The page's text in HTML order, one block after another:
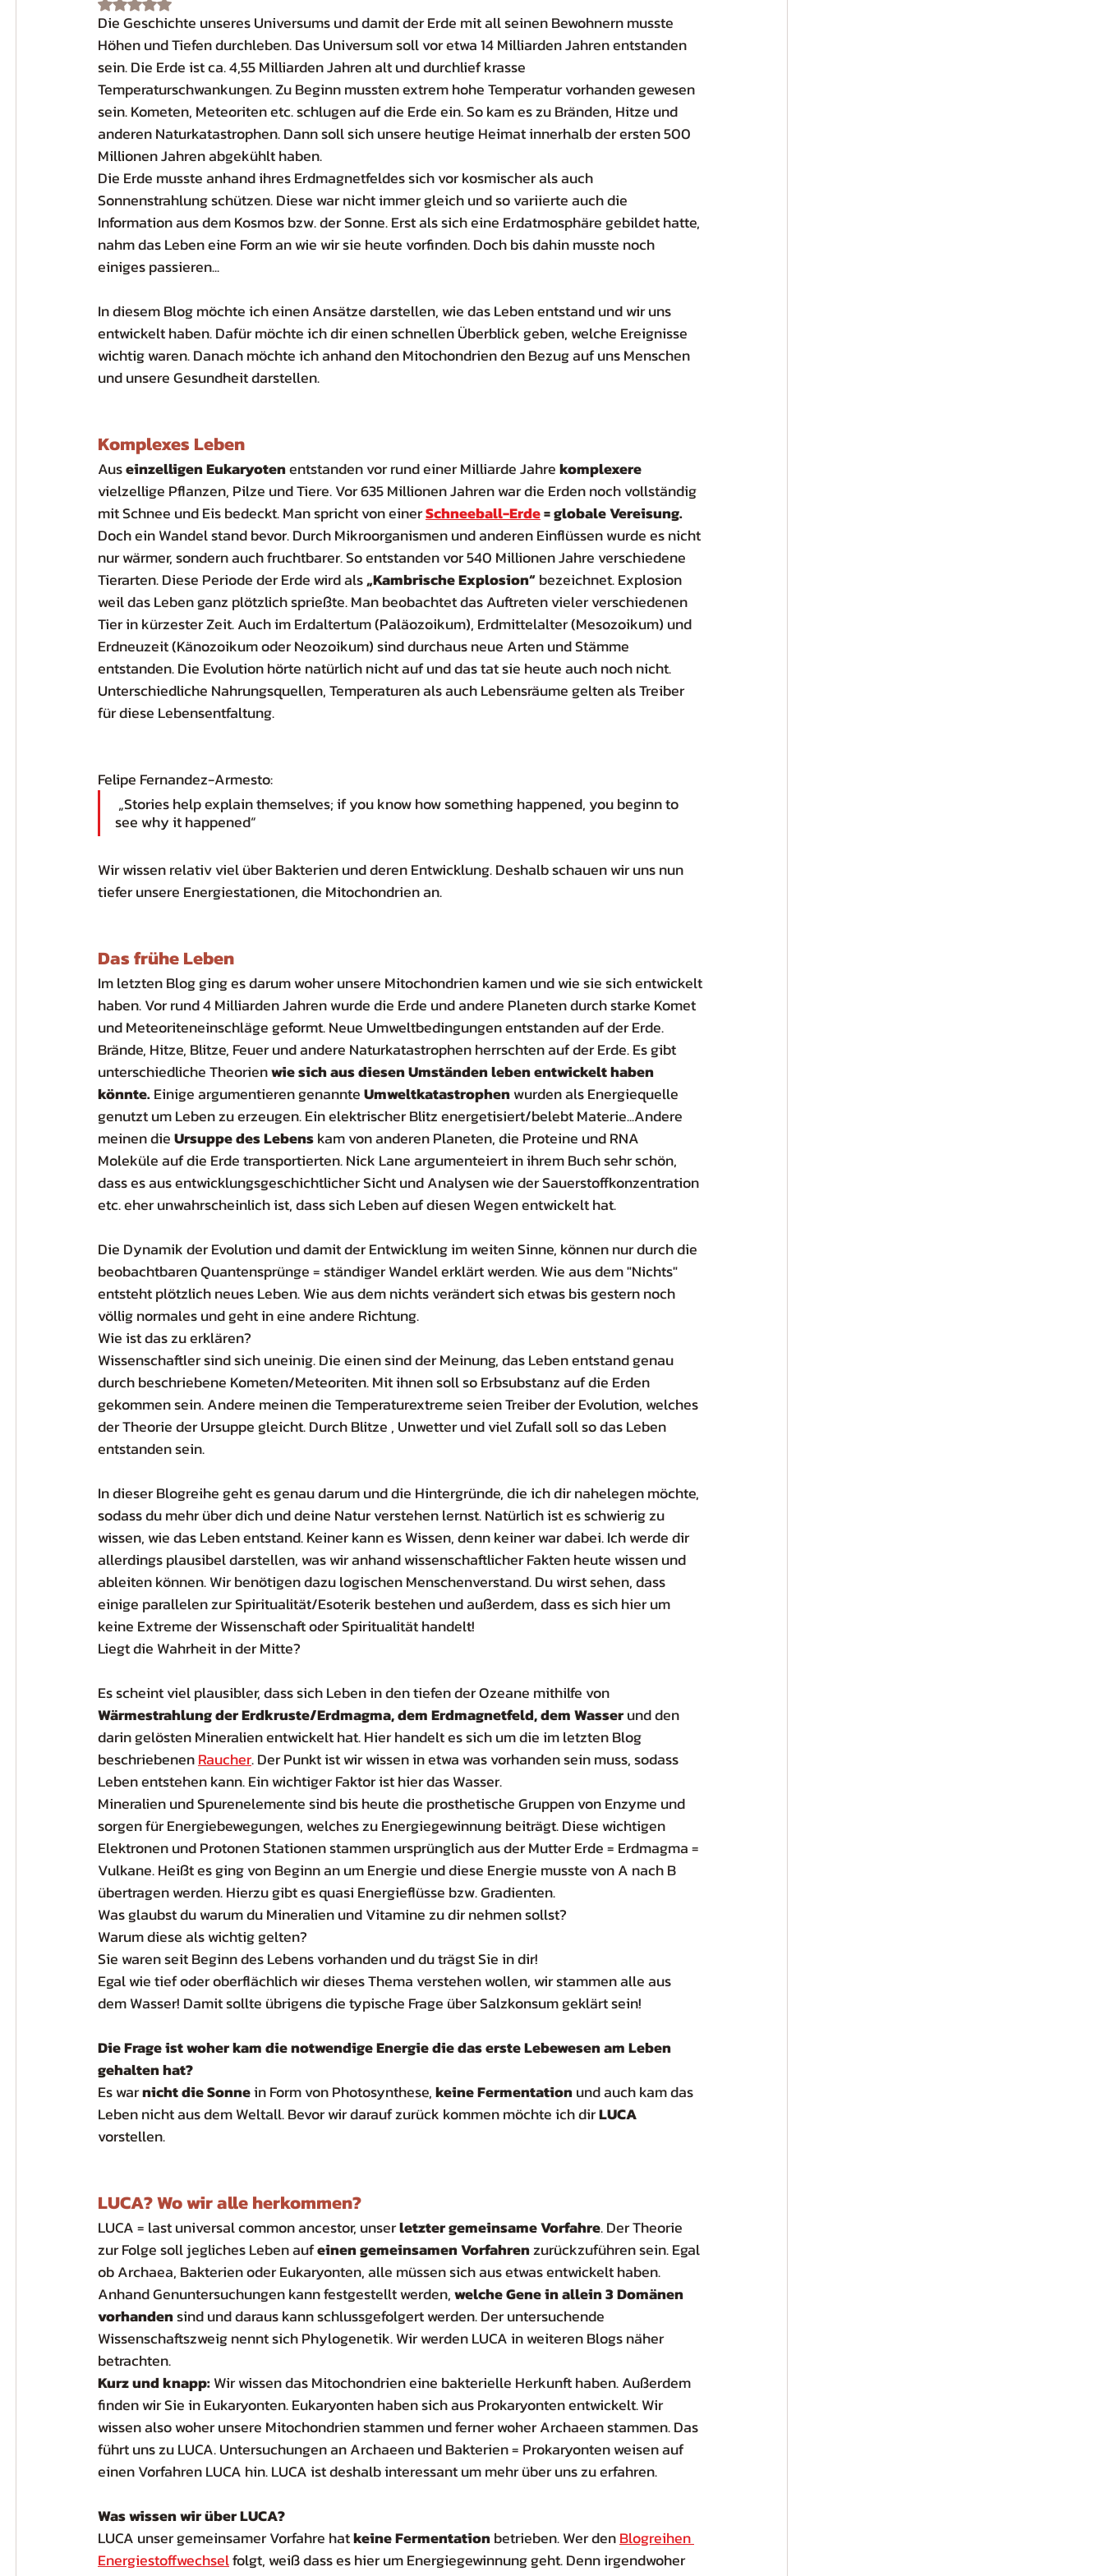
Hormone Immunsystem
Die Geschichte unseres Universums und damit der Erde mit all seinen Bewohnern musste
Höhen und Tiefen durchleben. Das Universum soll vor etwa 14 Milliarden Jahren entstanden
sein. Die Erde ist ca. 4,55 Milliarden Jahren alt und durchlief krasse
Temperaturschwankungen. Zu Beginn mussten extrem hohe Temperatur vorhanden gewesen
sein. Kometen, Meteoriten etc. schlugen auf die Erde ein. So kam es zu Bränden, Hitze und
anderen Naturkatastrophen. Dann soll sich unsere heutige Heimat innerhalb der ersten 500
Millionen Jahren abgekühlt haben.
Die Erde musste anhand ihres Erdmagnetfeldes sich vor kosmischer als auch
Sonnenstrahlung schützen. Diese war nicht immer gleich und so variierte auch die
Information aus dem Kosmos bzw. der Sonne. Erst als sich eine Erdatmosphäre gebildet hatte,
nahm das Leben eine Form an wie wir sie heute vorfinden. Doch bis dahin musste noch
einiges passieren...
In diesem Blog möchte ich einen Ansätze darstellen, wie das Leben entstand und wir uns
entwickelt haben. Dafür möchte ich dir einen schnellen Überblick geben, welche Ereignisse
wichtig waren. Danach möchte ich anhand den Mitochondrien den Bezug auf uns Menschen
und unsere Gesundheit darstellen.
Komplexes Leben
Aus einzelligen Eukaryoten entstanden vor rund einer Milliarde Jahre komplexere
vielzellige Pflanzen, Pilze und Tiere. Vor 635 Millionen Jahren war die Erden noch vollständig
mit Schnee und Eis bedeckt. Man spricht von einerSchneeball-Erde = globale Vereisung.
Doch ein Wandel stand bevor. Durch Mikroorganismen und anderen Einflüssen wurde es nicht
nur wärmer, sondern auch fruchtbarer. So entstanden vor 540 Millionen Jahre verschiedene
Tierarten. Diese Periode der Erde wird als „Kambrische Explosion“ bezeichnet. Explosion
weil das Leben ganz plötzlich sprießte. Man beobachtet das Auftreten vieler verschiedenen
Tier in kürzester Zeit. Auch im Erdaltertum (Paläozoikum), Erdmittelalter (Mesozoikum) und
Erdneuzeit (Känozoikum oder Neozoikum) sind durchaus neue Arten und Stämme
entstanden. Die Evolution hörte natürlich nicht auf und das tat sie heute auch noch nicht.
Unterschiedliche Nahrungsquellen, Temperaturen als auch Lebensräume gelten als Treiber
für diese Lebensentfaltung.
Felipe Fernandez-Armesto:
see why it happened“
Wir wissen relativ viel über Bakterien und deren Entwicklung. Deshalb schauen wir uns nun
tiefer unsere Energiestationen, die Mitochondrien an.
Das frühe Leben
Im letzten Blog ging es darum woher unsere Mitochondrien kamen und wie sie sich entwickelt
haben. Vor rund 4 Milliarden Jahren wurde die Erde und andere Planeten durch starke Komet
und Meteoriteneinschläge geformt. Neue Umweltbedingungen entstanden auf der Erde.
Brände, Hitze, Blitze, Feuer und andere Naturkatastrophen herrschten auf der Erde. Es gibt
unterschiedliche Theorien wie sich aus diesen Umständen leben entwickelt haben
könnte. Einige argumentieren genannte Umweltkatastrophen wurden als Energiequelle
genutzt um Leben zu erzeugen. Ein elektrischer Blitz energetisiert/belebt Materie...Andere
meinen die Ursuppe des Lebens kam von anderen Planeten, die Proteine und RNA
Moleküle auf die Erde transportierten. Nick Lane argumenteiert in ihrem Buch sehr schön,
dass es aus entwicklungsgeschichtlicher Sicht und Analysen wie der Sauerstoffkonzentration
etc. eher unwahrscheinlich ist, dass sich Leben auf diesen Wegen entwickelt hat.
Die Dynamik der Evolution und damit der Entwicklung im weiten Sinne, können nur durch die
beobachtbaren Quantensprünge = ständiger Wandel erklärt werden. Wie aus dem "Nichts"
entsteht plötzlich neues Leben. Wie aus dem nichts verändert sich etwas bis gestern noch
völlig normales und geht in eine andere Richtung.
Wie ist das zu erklären?
Wissenschaftler sind sich uneinig. Die einen sind der Meinung, das Leben entstand genau
durch beschriebene Kometen/Meteoriten. Mit ihnen soll so Erbsubstanz auf die Erden
gekommen sein. Andere meinen die Temperaturextreme seien Treiber der Evolution, welches
der Theorie der Ursuppe gleicht. Durch Blitze , Unwetter und viel Zufall soll so das Leben
entstanden sein.
In dieser Blogreihe geht es genau darum und die Hintergründe, die ich dir nahelegen möchte,
sodass du mehr über dich und deine Natur verstehen lernst. Natürlich ist es schwierig zu
wissen, wie das Leben entstand. Keiner kann es Wissen, denn keiner war dabei. Ich werde dir
allerdings plausibel darstellen, was wir anhand wissenschaftlicher Fakten heute wissen und
ableiten können. Wir benötigen dazu logischen Menschenverstand. Du wirst sehen, dass
einige parallelen zur Spiritualität/Esoterik bestehen und außerdem, dass es sich hier um
keine Extreme der Wissenschaft oder Spiritualität handelt!
Liegt die Wahrheit in der Mitte?
Es scheint viel plausibler, dass sich Leben in den tiefen der Ozeane mithilfe von
Wärmestrahlung der Erdkruste/Erdmagma, dem Erdmagnetfeld, dem Wasser und den
darin gelösten Mineralien entwickelt hat. Hier handelt es sich um die im letzten Blog
beschriebenen Raucher. Der Punkt ist wir wissen in etwa was vorhanden sein muss, sodass
Leben entstehen kann. Ein wichtiger Faktor ist hier das Wasser.
Mineralien und Spurenelemente sind bis heute die prosthetische Gruppen von Enzyme und
sorgen für Energiebewegungen, welches zu Energiegewinnung beiträgt. Diese wichtigen
Elektronen und Protonen Stationen stammen ursprünglich aus der Mutter Erde = Erdmagma =
Vulkane. Heißt es ging von Beginn an um Energie und diese Energie musste von A nach B
übertragen werden. Hierzu gibt es quasi Energieflüsse bzw. Gradienten.
Was glaubst du warum du Mineralien und Vitamine zu dir nehmen sollst?
Warum diese als wichtig gelten?
Sie waren seit Beginn des Lebens vorhanden und du trägst Sie in dir!
Egal wie tief oder oberflächlich wir dieses Thema verstehen wollen, wir stammen alle aus
dem Wasser! Damit sollte übrigens die typische Frage über Salzkonsum geklärt sein!
Die Frage ist woher kam die notwendige Energie die das erste Lebewesen am Leben
gehalten hat?
Es war nicht die Sonne in Form von Photosynthese, keine Fermentation und auch kam das
Leben nicht aus dem Weltall. Bevor wir darauf zurück kommen möchte ich dir LUCA
vorstellen.
LUCA? Wo wir alle herkommen?
LUCA = last universal common ancestor, unser letzter gemeinsame Vorfahre. Der Theorie
zur Folge soll jegliches Leben auf einen gemeinsamen Vorfahren zurückzuführen sein. Egal
ob Archaea, Bakterien oder Eukaryonten, alle müssen sich aus etwas entwickelt haben.
Anhand Genuntersuchungen kann festgestellt werden, welche Gene in allein 3 Domänen
vorhanden sind und daraus kann schlussgefolgert werden. Der untersuchende
Wissenschaftszweig nennt sich Phylogenetik. Wir werden LUCA in weiteren Blogs näher
betrachten.
Kurz und knapp: Wir wissen das Mitochondrien eine bakterielle Herkunft haben. Außerdem
finden wir Sie in Eukaryonten. Eukaryonten haben sich aus Prokaryonten entwickelt. Wir
wissen also woher unsere Mitochondrien stammen und ferner woher Archaeen stammen. Das
führt uns zu LUCA. Untersuchungen an Archaeen und Bakterien = Prokaryonten weisen auf
einen Vorfahren LUCA hin. LUCA ist deshalb interessant um mehr über uns zu erfahren.
Was wissen wir über LUCA?
LUCA unser gemeinsamer Vorfahre hat keine Fermentation betrieben. Wer den Blogreihen
Energiestoffwechsel folgt, weiß dass es hier um Energiegewinnung geht. Denn irgendwoher